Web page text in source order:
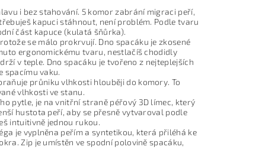
i bez stahování. 5 komor zabrání migraci peří,
kapuci stáhnout, není problém. Podle tvaru
část kapuce (kulatá šňůrka).
se málo prokrvují. Dno spacáku je zkosené
ergonomickému tvaru, nestlačíš chodidly
v teple. Dno spacáku je tvořeno z nejteplejších
spacímu vaku.
průniku vlhkosti hlouběji do komory. To
vlhkosti ve stanu.
pytle, je na vnitřní straně péřový 3D límec, který
hustota peří, aby se přesně vytvaroval podle
intuitivně jednou rukou.
je vyplněna peřím a syntetikou, která přiléhá ke
Zip je umístěn ve spodní polovině spacáku,